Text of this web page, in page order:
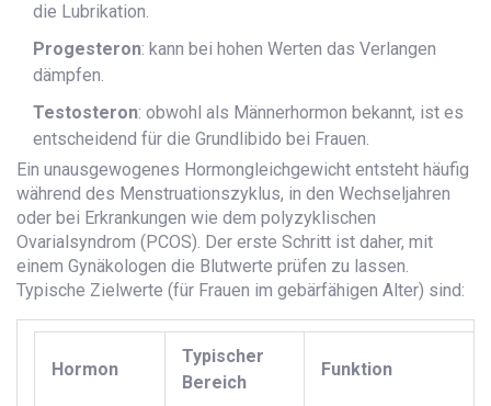
die Lubrikation.
Progesteron: kann bei hohen Werten das Verlangen
dämpfen.
Testosteron: obwohl als Männerhormon bekannt, ist es
entscheidend für die Grundlibido bei Frauen.
Ein unausgewogenes Hormongleichgewicht entsteht häufig
während des Menstruationszyklus, in den Wechseljahren
oder bei Erkrankungen wie dem polyzyklischen
Ovarialsyndrom (PCOS). Der erste Schritt ist daher, mit
einem Gynäkologen die Blutwerte prüfen zu lassen.
Typische Zielwerte (für Frauen im gebärfähigen Alter) sind:
Hormon
Typischer
Bereich
Funktion